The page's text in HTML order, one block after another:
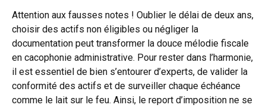
Attention aux fausses notes ! Oublier le délai de deux ans,
choisir des actifs non éligibles ou négliger la
documentation peut transformer la douce mélodie fiscale
en cacophonie administrative. Pour rester dans l’harmonie,
il est essentiel de bien s’entourer d’experts, de valider la
conformité des actifs et de surveiller chaque échéance
comme le lait sur le feu. Ainsi, le report d’imposition ne se